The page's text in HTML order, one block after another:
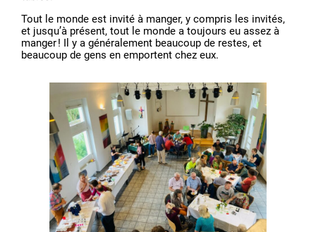
Tout le monde est invité à manger, y compris les invités,
et jusqu’à présent, tout le monde a toujours eu assez à
manger ! Il y a généralement beaucoup de restes, et
beaucoup de gens en emportent chez eux.